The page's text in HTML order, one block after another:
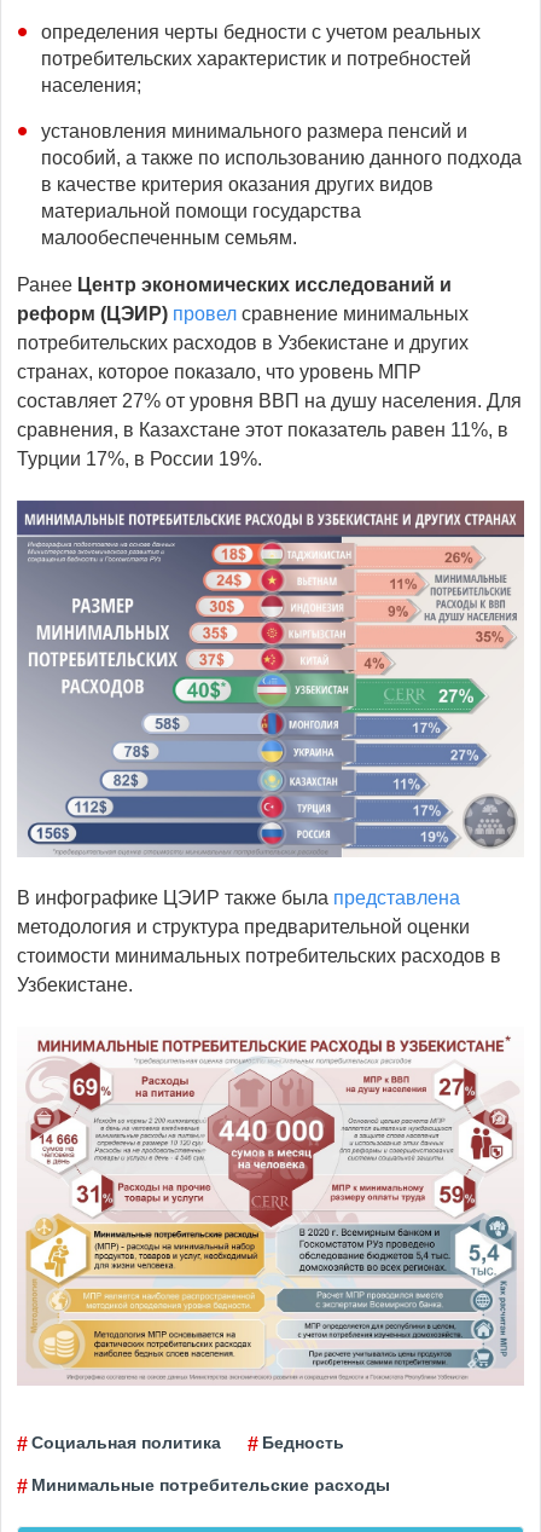
определения черты бедности с учетом реальных
потребительских характеристик и потребностей
населения;
установления минимального размера пенсий и
пособий, а также по использованию данного подхода
в качестве критерия оказания других видов
материальной помощи государства
малообеспеченным семьям.
Ранее Центр экономических исследований и
реформ (ЦЭИР) провел сравнение минимальных
потребительских расходов в Узбекистане и других
странах, которое показало, что уровень МПР
составляет 27% от уровня ВВП на душу населения. Для
сравнения, в Казахстане этот показатель равен 11%, в
Турции 17%, в России 19%.
В инфографике ЦЭИР также была представлена
методология и структура предварительной оценки
стоимости минимальных потребительских расходов в
Узбекистане.
Социальная политика Бедность
Минимальные потребительские расходы